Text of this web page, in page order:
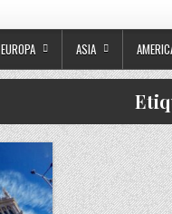
EUROPA ASIA